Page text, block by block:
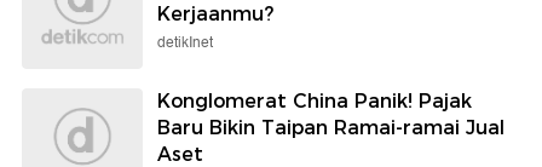
Kerjaanmu?
detikInet
Konglomerat China Panik! Pajak
Baru Bikin Taipan Ramai-ramai Jual
Aset